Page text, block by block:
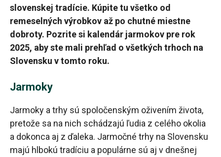
slovenskej tradície. Kúpite tu všetko od
remeselných výrobkov až po chutné miestne
dobroty. Pozrite si kalendár jarmokov pre rok
2025, aby ste mali prehľad o všetkých trhoch na
Slovensku v tomto roku.
Jarmoky
Jarmoky a trhy sú spoločenským oživením života,
pretože sa na nich schádzajú ľudia z celého okolia
a dokonca aj z ďaleka. Jarmočné trhy na Slovensku
majú hlbokú tradíciu a populárne sú aj v dnešnej